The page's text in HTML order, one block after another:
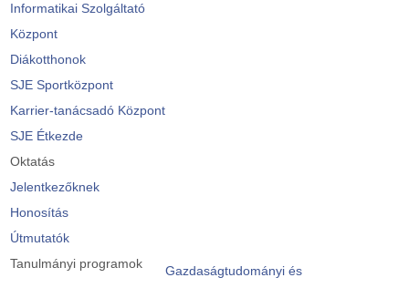
Informatikai Szolgáltató
Központ
Diákotthonok
SJE Sportközpont
Karrier-tanácsadó Központ
SJE Étkezde
Oktatás
Jelentkezőknek
Honosítás
Útmutatók
Tanulmányi programok
Gazdaságtudományi és